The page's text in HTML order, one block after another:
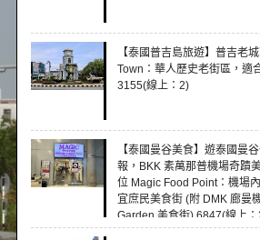
【泰國普吉島旅遊】普吉老
Town：華人歷史老街區，適
3155(線上：2)
【泰國曼谷美食】遊泰國曼
報，BKK 素萬那普機場奇蹟
位 Magic Food Point：機場
宜庶民美食街 (附 DMK 廊曼
Garden 美食街) 6847(線上：